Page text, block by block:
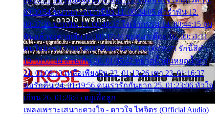
00:30:54 ขบวนการเปาเปียว 11. 00:34:05 คำรำพัน 12.
00:37:20 ปาหนัน 13. 00:40:37 ใจเจ้ากรรม 14. 00:44:15 จูบ
ฉันแล้วจงตายเสีย 15. 00:47:24 ขอสูมาเต๊อะ 16. 00:51:11
คนใจมาร 17. 00:54:50 คืนทรมาน 18. 00:58:25 รักนี้สีดำ
19. 01:01:44 ส่วนเกิน 20. 01:05:42 หยาดน้ำฝนหยดน้ำตา
21. 01:09:13 เหลือเพียงฝัน 22. 01:13:26 เขา 23. 01:16:37
ขอรักคืน 24. 01:19:56 คนเรารักกันยาก 25. 01:23:06 หัวใจ
เถื่อน 26. 01:26:45 อยู่เพื่อลูก
เพลงเพราะเสนาะดวงใจ - ดาวใจ ไพจิตร (Official Audio)